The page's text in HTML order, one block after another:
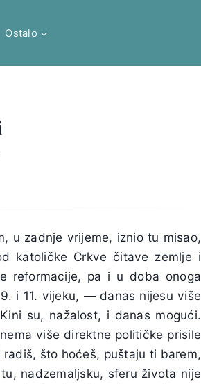
Ostalo
u zadnje vrijeme, iznio tu misao,
katoličke Crkve čitave zemlje i
reformacije, pa i u doba onoga
i 11. vijeku, — danas nijesu više
su, nažalost, i danas mogući.
više direktne političke prisile
što hoćeš, puštaju ti barem,
nadzemaljsku, sferu života nije